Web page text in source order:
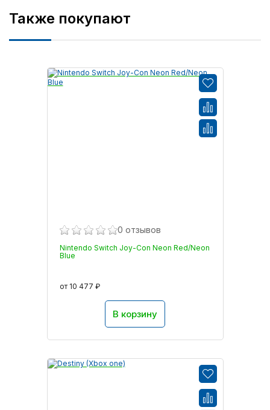
Также покупают
0 отзывов
Nintendo Switch Joy-Con Neon Red/Neon
Blue
от 10 477 ₽
В корзину